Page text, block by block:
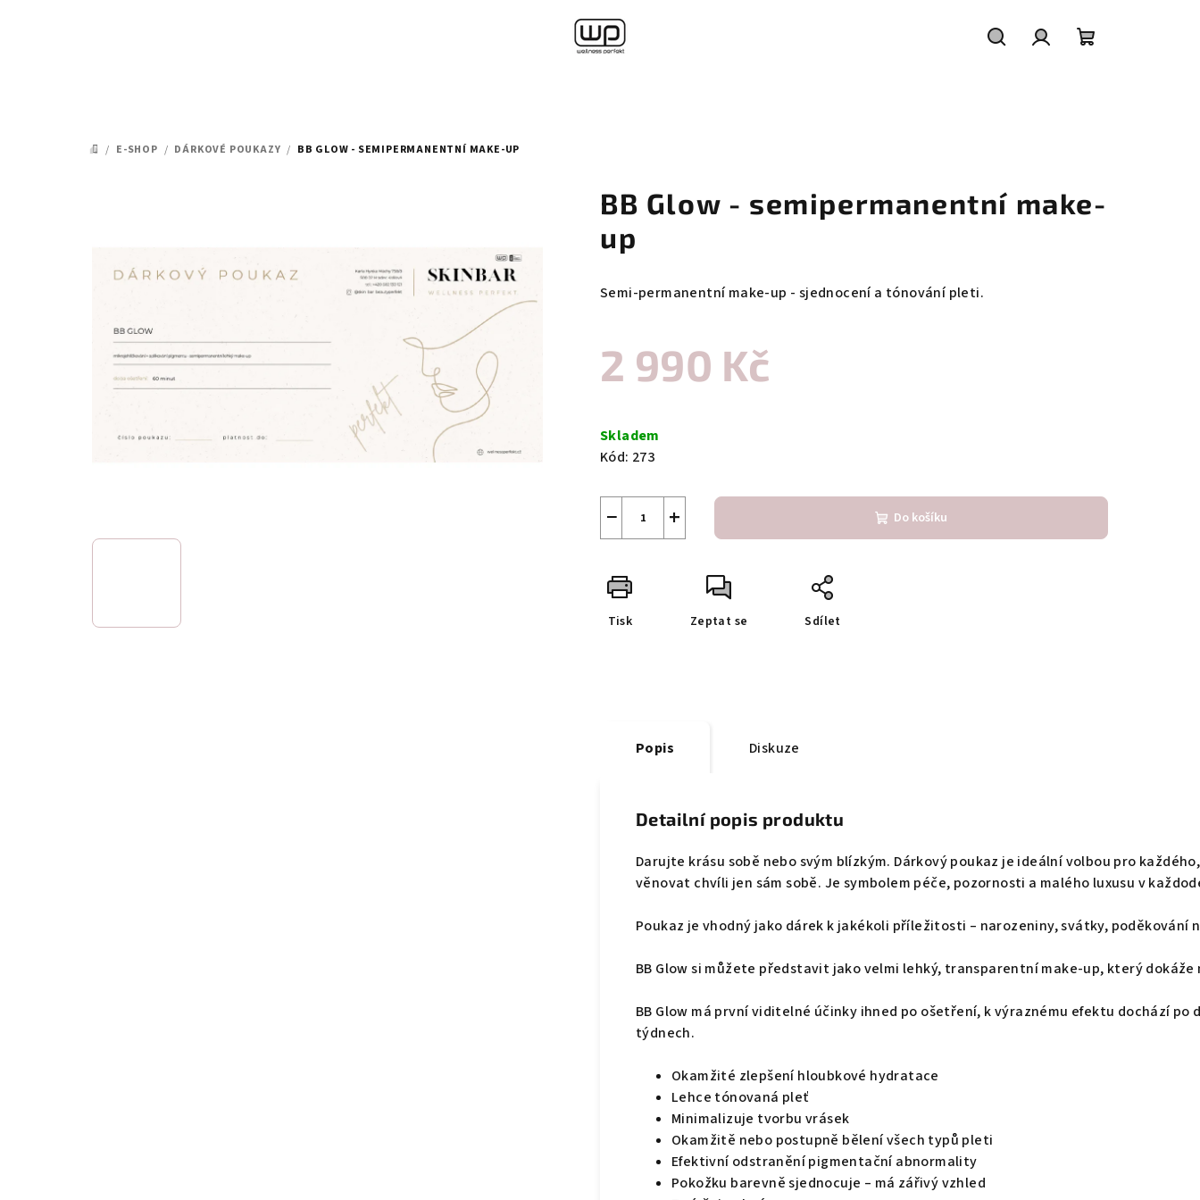
DOMŮ
/ E-SHOP / DÁRKOVÉ POUKAZY / BB GLOW - SEMIPERMANENTNÍ MAKE-UP
BB Glow - semipermanentní make-
up
Semi-permanentní make-up - sjednocení a tónování pleti.
2 990 Kč
cena:
Skladem
Kód: 273
+
− Do košíku
Tisk Zeptat se Sdílet
Popis Diskuze
Detailní popis produktu
Darujte krásu sobě nebo svým blízkým. Dárkový poukaz je ideální volbou pro
věnovat chvíli jen sám sobě. Je symbolem péče, pozornosti a malého luxusu v
Poukaz je vhodný jako dárek k jakékoli příležitosti – narozeniny, svátky, poděkování
BB Glow si můžete představit jako velmi lehký, transparentní make-up, který
BB Glow má první viditelné účinky ihned po ošetření, k výraznému efektu dochází po
týdnech.
Okamžité zlepšení hloubkové hydratace
Lehce tónovaná pleť
Minimalizuje tvorbu vrásek
Okamžitě nebo postupně bělení všech typů pleti
Efektivní odstranění pigmentační abnormality
Pokožku barevně sjednocuje – má zářivý vzhled